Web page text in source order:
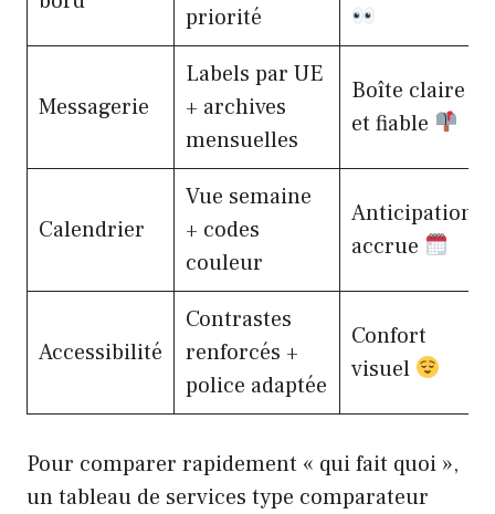
priorité
Messagerie
Labels par UE
+ archives
mensuelles
Boîte claire
et fiable
Calendrier
Vue semaine
+ codes
couleur
Anticipation
accrue
Accessibilité
Contrastes
renforcés +
police adaptée
Confort
visuel
Pour comparer rapidement « qui fait quoi »,
un tableau de services type comparateur